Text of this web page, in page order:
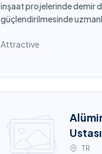
inşaat projelerinde demir
güçlendirilmesinde
Attractive
Ustası
TR